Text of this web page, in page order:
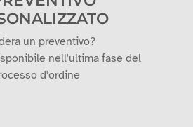
un preventivo?
nell'ultima fase del
d'ordine